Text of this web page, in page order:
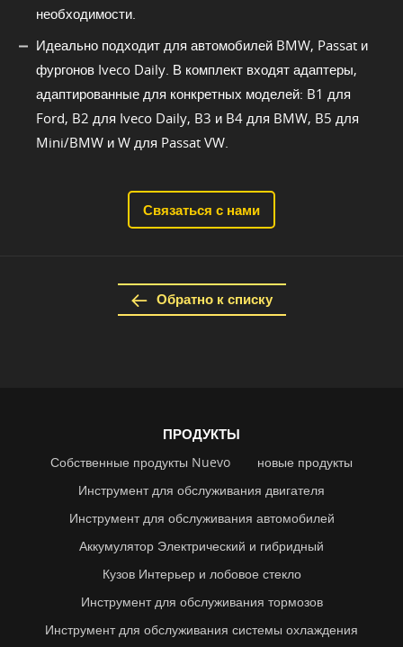
необходимости.
Идеально подходит для автомобилей BMW, Passat и
фургонов Iveco Daily. В комплект входят адаптеры,
адаптированные для конкретных моделей: B1 для
Ford, B2 для Iveco Daily, B3 и B4 для BMW, B5 для
Mini/BMW и W для Passat VW.
Связаться с нами
Обратно к списку
ПРОДУКТЫ
Собственные продукты Nuevo
новые продукты
Инструмент для обслуживания двигателя
Инструмент для обслуживания автомобилей
Аккумулятор Электрический и гибридный
Кузов Интерьер и лобовое стекло
Инструмент для обслуживания тормозов
Инструмент для обслуживания системы охлаждения